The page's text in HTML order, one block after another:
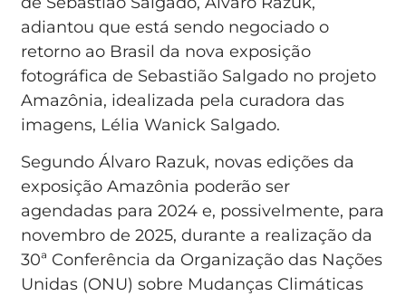
adiantou que está sendo negociado o
retorno ao Brasil da nova exposição
fotográfica de Sebastião Salgado no projeto
Amazônia, idealizada pela curadora das
imagens, Lélia Wanick Salgado.
Segundo Álvaro Razuk, novas edições da
exposição Amazônia poderão ser
agendadas para 2024 e, possivelmente, para
novembro de 2025, durante a realização da
30ª Conferência da Organização das Nações
Unidas (ONU) sobre Mudanças Climáticas